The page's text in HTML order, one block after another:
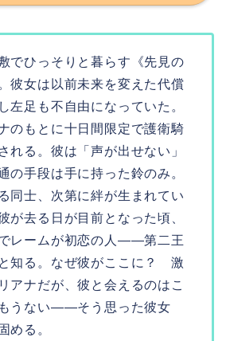
でひっそりと暮らす《先見の
彼女は以前未来を変えた代償
左足も不自由になっていた。
のもとに十日間限定で護衛騎
れる。彼は「声が出せない」
の手段は手に持った鈴のみ。
同士、次第に絆が生まれてい
が去る日が目前となった頃、
レームが初恋の人――第二王
知る。なぜ彼がここに？ 激
アナだが、彼と会えるのはこ
うない――そう思った彼女
める。